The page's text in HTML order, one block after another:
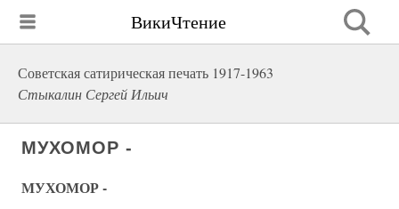
ВикиЧтение
Советская сатирическая печать 1917-1963
Стыкалин Сергей Ильич
МУХОМОР -
МУХОМОР -